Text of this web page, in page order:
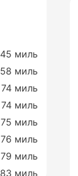
45 миль
58 миль
74 миль
74 миль
75 миль
76 миль
79 миль
83 миль